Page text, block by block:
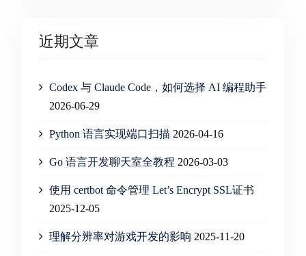
近期文章
Codex 与 Claude Code，如何选择 AI 编程助手
2026-06-29
Python 语言实现端口扫描 2026-04-16
Go 语言开发聊天室全教程 2026-03-03
使用 certbot 命令管理 Let’s Encrypt SSL证书
2025-12-05
理解分辨率对游戏开发的影响 2025-11-20